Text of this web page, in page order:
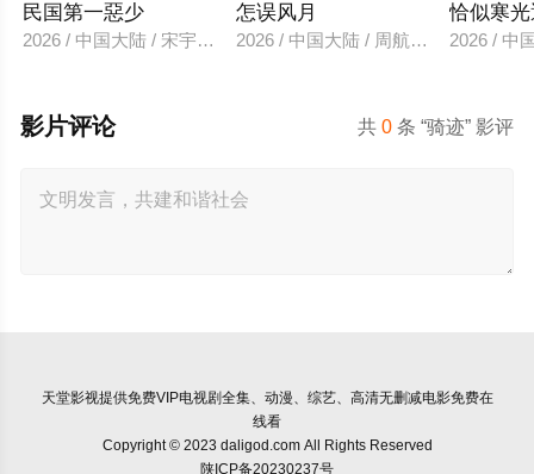
民国第一惡少
2026 / 中国大陆 / 宋宇欣＆陈楚洹
怎误风月
2026 / 中国大陆 / 周航＆赵安第
恰似寒
2026 / 中
共0 条 “骑迹” 影评
影片评论
天堂影视提供免费VIP电视剧全集、动漫、综艺、高清无删减电影免费在
线看
Copyright © 2023 daligod.com All Rights Reserved
陕ICP备20230237号